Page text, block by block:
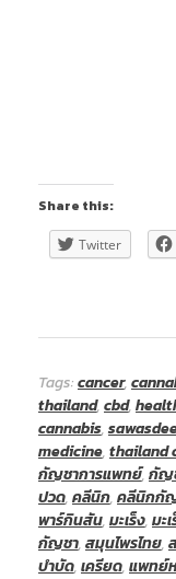
Share this:
Twitter
Tags:cancer,
thailand,cbd,
cannabis,
medicine,thailand
กัญชาการแพทย์,กัญ
ปวด,คลีนิก,คลีนิกกั
พาร์กินสัน,มะเร็ง,มะ
กัญชา,สมุนไพรไทย,
บำบัด,เครียด,แพทย์